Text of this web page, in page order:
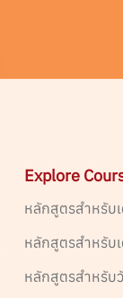
Explore
หลักสูตรสำหรับ
หลักสูตรสำหรับ
หลักสูตรสำหรับ